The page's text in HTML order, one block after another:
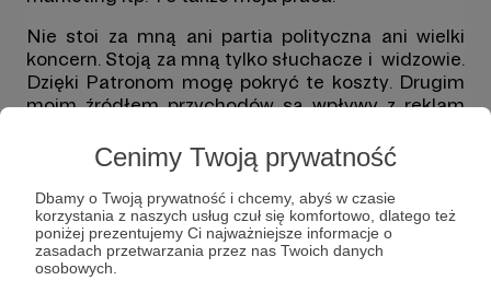
Cenimy Twoją prywatność
Dbamy o Twoją prywatność i chcemy, abyś w czasie
korzystania z naszych usług czuł się komfortowo, dlatego też
poniżej prezentujemy Ci najważniejsze informacje o
zasadach przetwarzania przez nas Twoich danych
osobowych.
Nie stoi za mną ani partia polityczna ani wielki
koncern. Stoją za mną tylko słuchacze i widzowie.
Dzięki Patronom mogę pokryć te koszty. Drugim
moim źródłem przychodów są wpływy z reklam
sporadyczna (ale zawsze transparentna dla
widzów) współpraca z firmami. Fundamentem
jest jednak wsparcie Patronów. Bo to może dać
prawdziwą niezależność.